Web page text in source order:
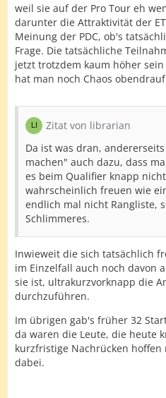
weil sie auf der Pro Tour eh
darunter die Attraktivität der
Meinung der PDC, ob's
Frage. Die tatsächliche
jetzt trotzdem kaum höher
hat man noch Chaos
Zitat von librarian
Da ist was dran,
machen" auch dazu, dass
es beim Qualifier knapp
wahrscheinlich freuen wie
endlich mal nicht Rangliste,
Schlimmeres.
Inwieweit die sich tatsächlich
im Einzelfall auch noch davon
sie ist, ultrakurzvorknapp die
durchzuführen.
Im übrigen gab's früher 32
da waren die Leute, die heute
kurzfristige Nachrücken
dabei.